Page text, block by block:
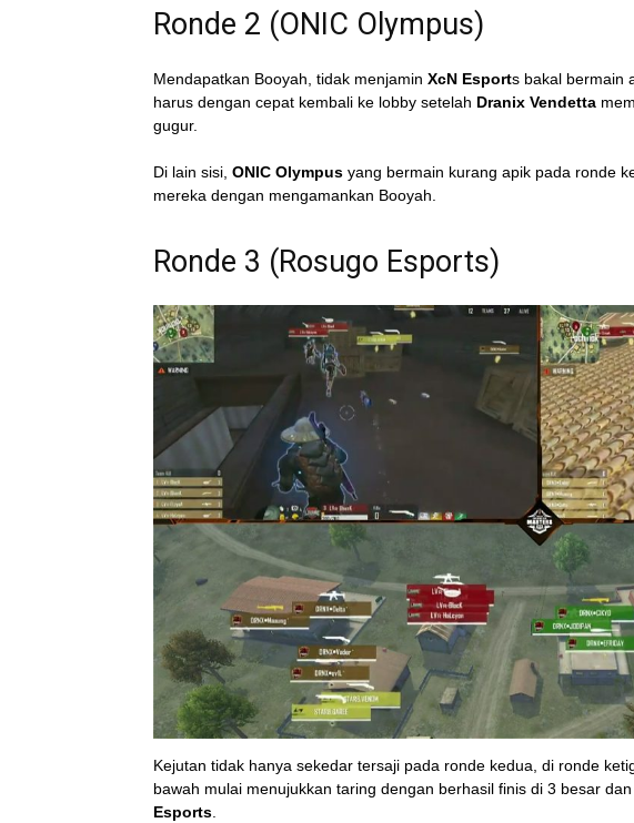
Ronde 2 (ONIC Olympus)
Mendapatkan Booyah, tidak menjamin XcN Esports bakal bermain
harus dengan cepat kembali ke lobby setelah Dranix Vendetta
gugur.
Di lain sisi, ONIC Olympus yang bermain kurang apik pada ronde
mereka dengan mengamankan Booyah.
Ronde 3 (Rosugo Esports)
Kejutan tidak hanya sekedar tersaji pada ronde kedua, di ronde
bawah mulai menujukkan taring dengan berhasil finis di 3 besar
Esports